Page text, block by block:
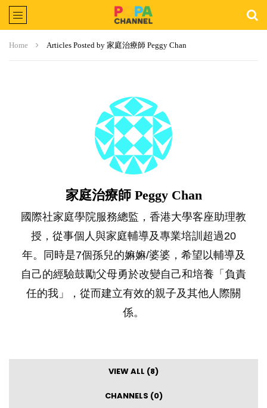
Home Articles Posted by 家庭治療師 Peggy Chan
家庭治療師 Peggy Chan
國際社家庭學院服務總監，香港大學客座助理教
授，從事個人與家庭輔導及專業培訓超過20
年。同時是7個孫兒的嫲嫲/婆婆，希望以輔導及
自己的經驗鼓勵父母勇於改變自己和培養「負責
任的我」，從而建立有效的親子及其他人際關
係。
VIEW ALL (8)
CHANNELS (0)